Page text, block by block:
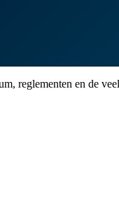
reglementen en de